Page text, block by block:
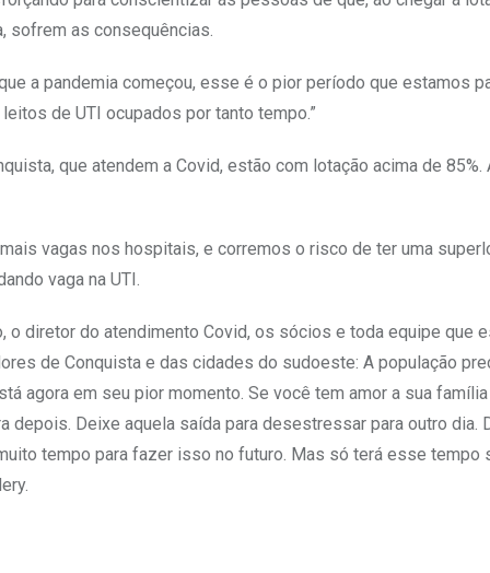
sofrem as consequências.
a pandemia começou, esse é o pior período que estamos
de UTI ocupados por tanto tempo.”
que atendem a Covid, estão com lotação acima de 85%.
vagas nos hospitais, e corremos o risco de ter uma
vaga na UTI.
o diretor do atendimento Covid, os sócios e toda equipe que
de Conquista e das cidades do sudoeste: A população
agora em seu pior momento. Se você tem amor a sua
depois. Deixe aquela saída para desestressar para outro dia.
tempo para fazer isso no futuro. Mas só terá esse tempo